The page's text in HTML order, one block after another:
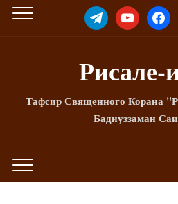
TELEGRAMYOUTUBE
Рисале-
Тафсир Священного Корана
Бадиуззаман